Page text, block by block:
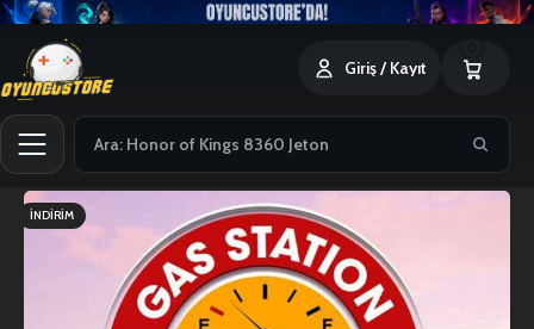
Giriş / Kayıt
İNDIRIM